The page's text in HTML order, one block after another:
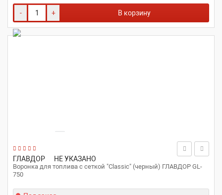
- + В корзину
ГЛАВДОР НЕ УКАЗАНО
Воронка для топлива с сеткой "Classic" (черный) ГЛАВДОР GL-
750